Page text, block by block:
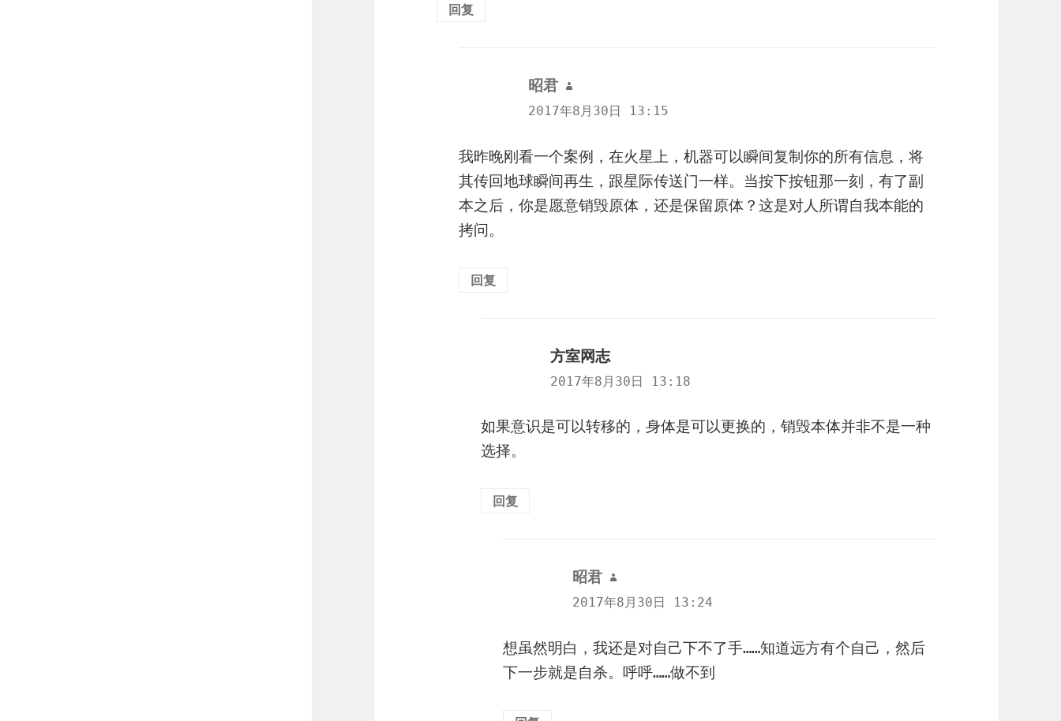
回复
昭君
说
道：
2017年8月30日 13:15
我昨晚刚看一个案例，在火星上，机器可以瞬间复制你的所有信息，将
其传回地球瞬间再生，跟星际传送门一样。当按下按钮那一刻，有了副
本之后，你是愿意销毁原体，还是保留原体？这是对人所谓自我本能的
拷问。
回复
方室网志
道：
2017年8月30日 13:18
如果意识是可以转移的，身体是可以更换的，销毁本体并非不是一种
选择。
回复
昭君
说
道：
2017年8月30日 13:24
想虽然明白，我还是对自己下不了手……知道远方有个自己，然后
下一步就是自杀。呼呼……做不到